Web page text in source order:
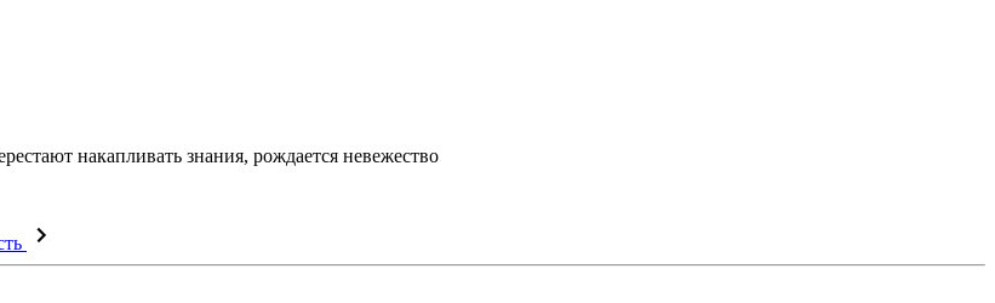
накапливать знания, рождается невежество